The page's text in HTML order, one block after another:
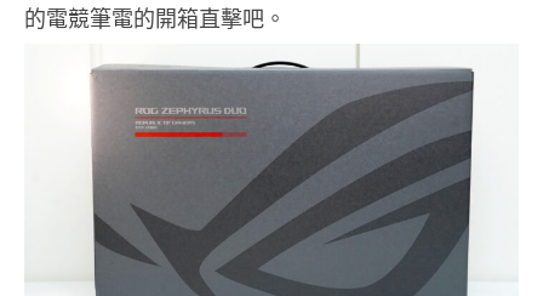
的電競筆電的開箱直擊吧。